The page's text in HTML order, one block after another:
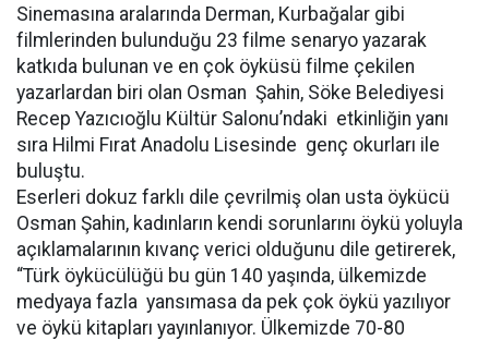
Sinemasına aralarında Derman, Kurbağalar gibi
filmlerinden bulunduğu 23 filme senaryo yazarak
katkıda bulunan ve en çok öyküsü filme çekilen
yazarlardan biri olan Osman Şahin, Söke Belediyesi
Recep Yazıcıoğlu Kültür Salonu’ndaki etkinliğin yanı
sıra Hilmi Fırat Anadolu Lisesinde genç okurları ile
buluştu.
Eserleri dokuz farklı dile çevrilmiş olan usta öykücü
Osman Şahin, kadınların kendi sorunlarını öykü yoluyla
açıklamalarının kıvanç verici olduğunu dile getirerek,
“Türk öykücülüğü bu gün 140 yaşında, ülkemizde
medyaya fazla yansımasa da pek çok öykü yazılıyor
ve öykü kitapları yayınlanıyor. Ülkemizde 70-80